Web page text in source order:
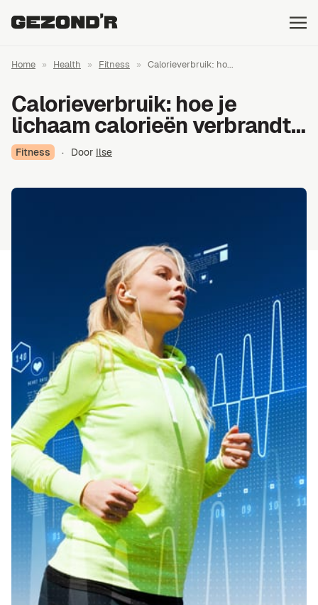
Home » Health » Fitness » Calorieverbruik: ho...
Calorieverbruik: hoe je
lichaam calorieën verbrandt…
Fitness · Door Ilse